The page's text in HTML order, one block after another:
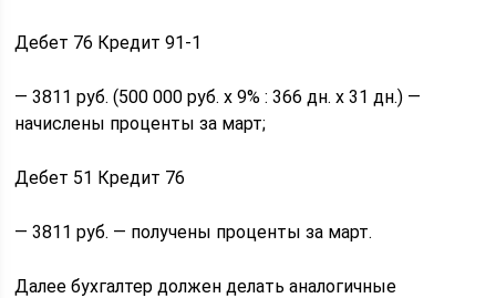
Дебет 76 Кредит 91-1
— 3811 руб. (500 000 руб. х 9% : 366 дн. х 31 дн.) —
начислены проценты за март;
Дебет 51 Кредит 76
— 3811 руб. — получены проценты за март.
Далее бухгалтер должен делать аналогичные